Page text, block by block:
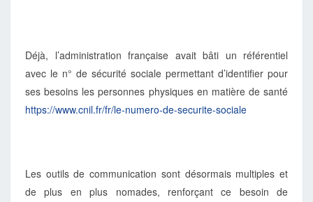
Déjà, l’administration française avait bâti un référentiel
avec le n° de sécurité sociale permettant d’identifier pour
ses besoins les personnes physiques en matière de santé
https://www.cnil.fr/fr/le-numero-de-securite-sociale
Les outils de communication sont désormais multiples et
de plus en plus nomades, renforçant ce besoin de